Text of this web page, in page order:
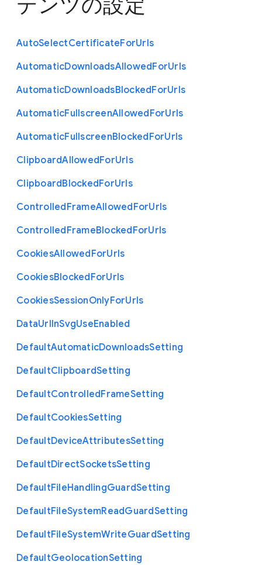
AutoSelectCertificateForUrls
AutomaticDownloadsAllowedForUrls
AutomaticDownloadsBlockedForUrls
AutomaticFullscreenAllowedForUrls
AutomaticFullscreenBlockedForUrls
ClipboardAllowedForUrls
ClipboardBlockedForUrls
ControlledFrameAllowedForUrls
ControlledFrameBlockedForUrls
CookiesAllowedForUrls
CookiesBlockedForUrls
CookiesSessionOnlyForUrls
DataUrlInSvgUseEnabled
DefaultAutomaticDownloadsSetting
DefaultClipboardSetting
DefaultControlledFrameSetting
DefaultCookiesSetting
DefaultDeviceAttributesSetting
DefaultDirectSocketsSetting
DefaultFileHandlingGuardSetting
DefaultFileSystemReadGuardSetting
DefaultFileSystemWriteGuardSetting
DefaultGeolocationSetting